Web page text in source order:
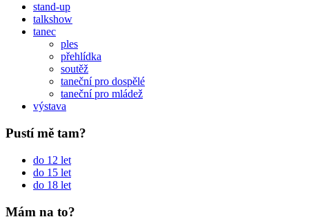
stand-up
talkshow
tanec
ples
přehlídka
soutěž
taneční pro dospělé
taneční pro mládež
výstava
Pustí mě tam?
do 12 let
do 15 let
do 18 let
Mám na to?